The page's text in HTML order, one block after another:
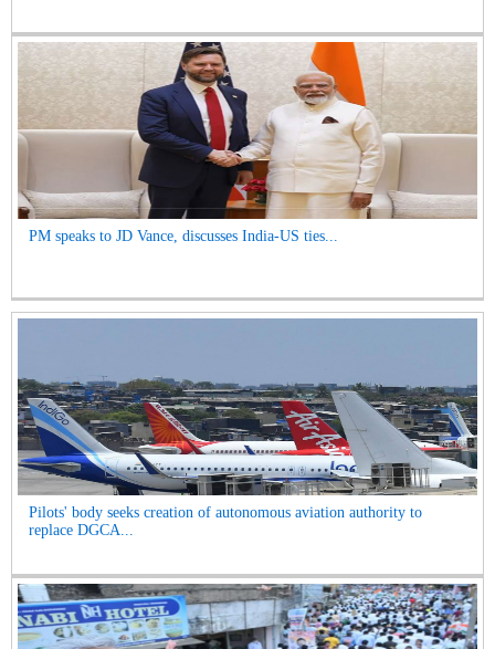
PM speaks to JD Vance, discusses India-US ties...
Pilots' body seeks creation of autonomous aviation authority to
replace DGCA...